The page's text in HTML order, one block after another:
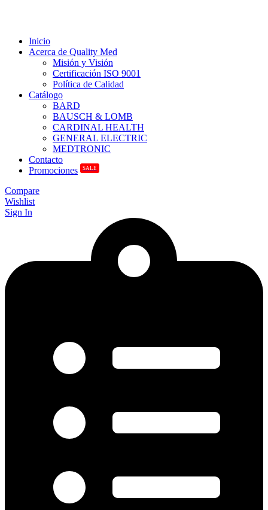
Inicio
Acerca de Quality Med
Misión y Visión
Certificación ISO 9001
Política de Calidad
Catálogo
BARD
BAUSCH & LOMB
CARDINAL HEALTH
GENERAL ELECTRIC
MEDTRONIC
Contacto
Promociones
SALE
Compare
Wishlist
Sign In